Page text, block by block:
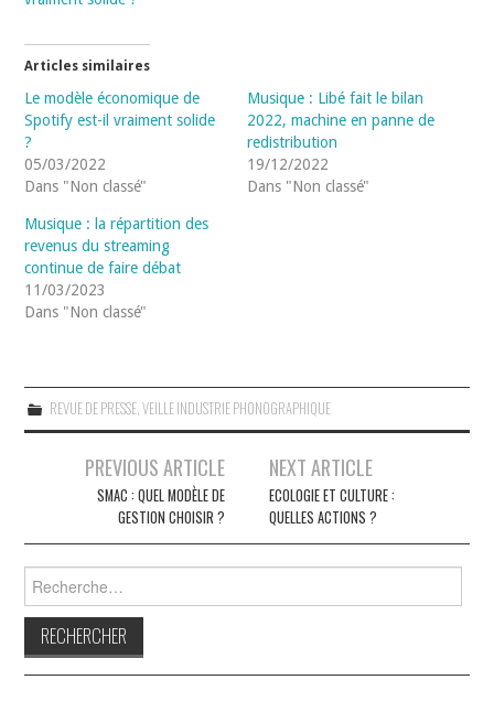
Articles similaires
Le modèle économique de
Spotify est-il vraiment solide
?
05/03/2022
Dans "Non classé"
Musique : Libé fait le bilan
2022, machine en panne de
redistribution
19/12/2022
Dans "Non classé"
Musique : la répartition des
revenus du streaming
continue de faire débat
11/03/2023
Dans "Non classé"
REVUE DE PRESSE,VEILLE INDUSTRIE PHONOGRAPHIQUE
NavigationPREVIOUS ARTICLE
SMAC : QUEL MODÈLE DE
GESTION CHOISIR ?
NEXT ARTICLE
ECOLOGIE ET CULTURE :
QUELLES ACTIONS ?